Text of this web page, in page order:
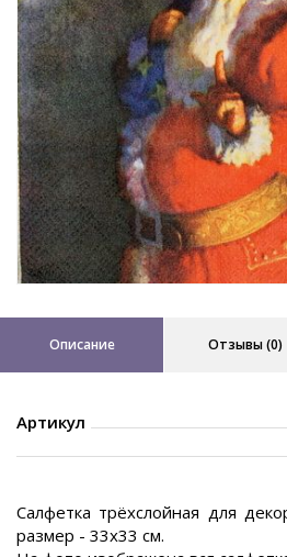
Описание Отзывы (0)
Артикул
Салфетка трёхслойная для
размер - 33х33 см.